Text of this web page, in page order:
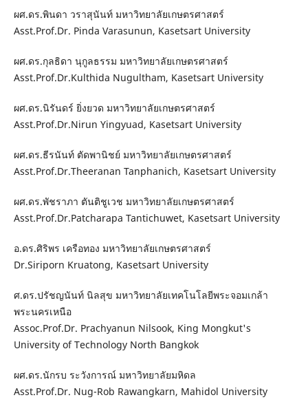
ผศ.ดร.พินดา วราสุนันท์ มหาวิทยาลัยเกษตรศาสตร์
Asst.Prof.Dr. Pinda Varasunun, Kasetsart University
ผศ.ดร.กุลธิดา นุกูลธรรม มหาวิทยาลัยเกษตรศาสตร์
Asst.Prof.Dr.Kulthida Nugultham, Kasetsart University
ผศ.ดร.นิรันดร์ ยิ่งยวด มหาวิทยาลัยเกษตรศาสตร์
Asst.Prof.Dr.Nirun Yingyuad, Kasetsart University
ผศ.ดร.ธีรนันท์ ตัดพานิชย์ มหาวิทยาลัยเกษตรศาสตร์
Asst.Prof.Dr.Theeranan Tanphanich, Kasetsart University
ผศ.ดร.พัชราภา ตันติชูเวช มหาวิทยาลัยเกษตรศาสตร์
Asst.Prof.Dr.Patcharapa Tantichuwet, Kasetsart University
อ.ดร.ศิริพร เครือทอง มหาวิทยาลัยเกษตรศาสตร์
Dr.Siriporn Kruatong, Kasetsart University
ศ.ดร.ปรัชญนันท์ นิลสุข มหาวิทยาลัยเทคโนโลยีพระจอมเกล้า
พระนครเหนือ
Assoc.Prof.Dr. Prachyanun Nilsook, King Mongkut's
University of Technology North Bangkok
ผศ.ดร.นักรบ ระวังการณ์ มหาวิทยาลัยมหิดล
Asst.Prof.Dr. Nug-Rob Rawangkarn, Mahidol University